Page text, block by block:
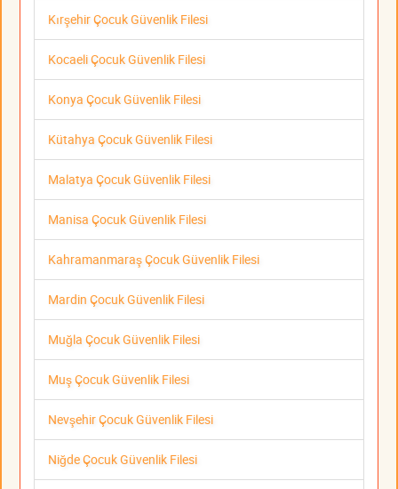
Kırşehir Çocuk Güvenlik Filesi
Kocaeli Çocuk Güvenlik Filesi
Konya Çocuk Güvenlik Filesi
Kütahya Çocuk Güvenlik Filesi
Malatya Çocuk Güvenlik Filesi
Manisa Çocuk Güvenlik Filesi
Kahramanmaraş Çocuk Güvenlik Filesi
Mardin Çocuk Güvenlik Filesi
Muğla Çocuk Güvenlik Filesi
Muş Çocuk Güvenlik Filesi
Nevşehir Çocuk Güvenlik Filesi
Niğde Çocuk Güvenlik Filesi